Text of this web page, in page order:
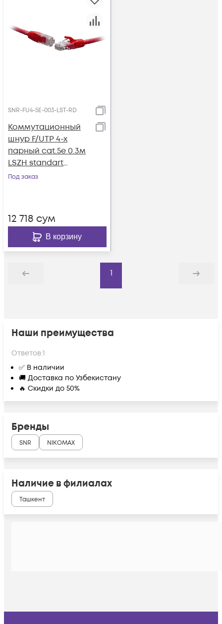
SNR-FU4-5E-003-LST-RD
Коммутационный
шнур F/UTP 4-х
парный cat.5e 0.3м
LSZH standart
красный
Под заказ
12 718 сум
В корзину
Назад
1
Дальше
Наши преимущества
Ответов:1
✅ В наличии
🚚 Доставка по Узбекистану
🔥 Скидки до 50%
Бренды
SNR NIKOMAX
Наличие в филиалах
Ташкент